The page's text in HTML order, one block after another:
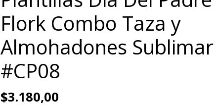
Flork Combo Taza y
Almohadones Sublimar
#CP08
$3.180,00